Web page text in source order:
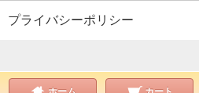
プライバシーポリシー